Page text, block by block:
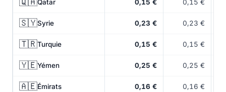
Qatar 0,15 € 0,15 €
🇸🇾Syrie 0,23 € 0,23 €
🇹🇷Turquie 0,15 € 0,15 €
🇾🇪Yémen 0,25 € 0,25 €
🇦🇪Émirats 0,16 € 0,16 €